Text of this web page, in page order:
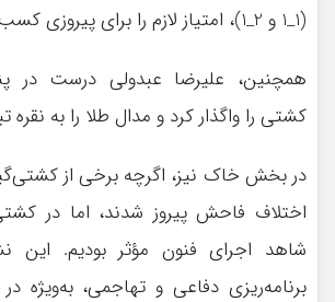
(1_1 و 2_1)، امتیاز لازم را برای پیروزی کسب کنند.
همچنین، علیرضا عبدولی درست در
کشتی را واگذار کرد و مدال طلا را به نقره
در بخش خاک نیز، اگرچه برخی از
اختلاف فاحش پیروز شدند، اما در
شاهد اجرای فنون مؤثر بودیم.
برنامه‌ریزی دفاعی و تهاجمی،